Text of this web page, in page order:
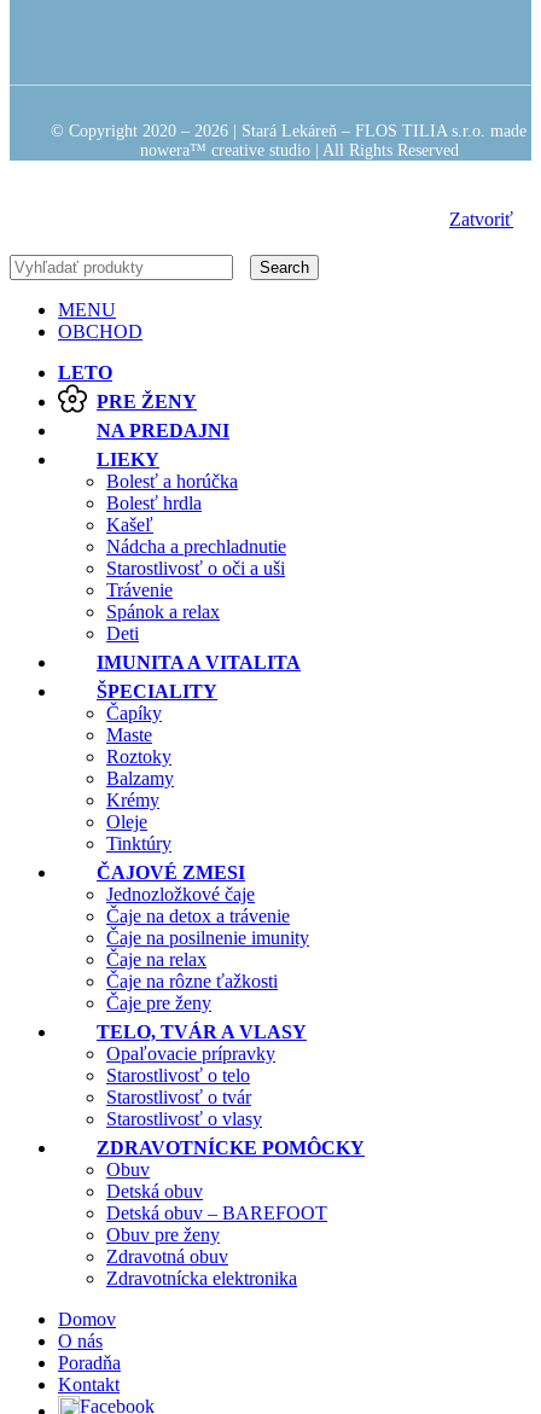
© Copyright 2020 – 2026 | Stará Lekáreň – FLOS TILIA s.r.o. made
nowera™ creative studio | All Rights Reserved
Zatvoriť
Search
MENU
OBCHOD
LETO
PRE ŽENY
NA PREDAJNI
LIEKY
Bolesť a horúčka
Bolesť hrdla
Kašeľ
Nádcha a prechladnutie
Starostlivosť o oči a uši
Trávenie
Spánok a relax
Deti
IMUNITA A VITALITA
ŠPECIALITY
Čapíky
Maste
Roztoky
Balzamy
Krémy
Oleje
Tinktúry
ČAJOVÉ ZMESI
Jednozložkové čaje
Čaje na detox a trávenie
Čaje na posilnenie imunity
Čaje na relax
Čaje na rôzne ťažkosti
Čaje pre ženy
TELO, TVÁR A VLASY
Opaľovacie prípravky
Starostlivosť o telo
Starostlivosť o tvár
Starostlivosť o vlasy
ZDRAVOTNÍCKE POMÔCKY
Obuv
Detská obuv
Detská obuv – BAREFOOT
Obuv pre ženy
Zdravotná obuv
Zdravotnícka elektronika
Domov
O nás
Poradňa
Kontakt
Facebook